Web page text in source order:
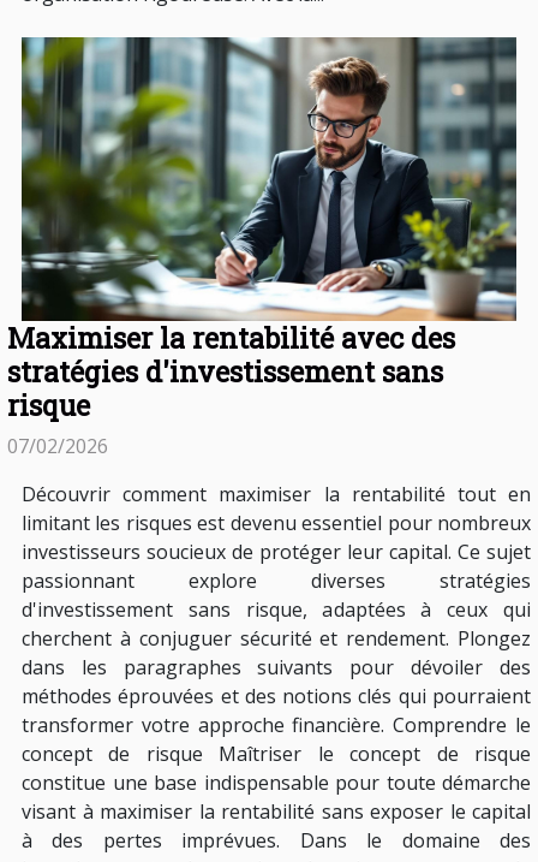
Maximiser la rentabilité avec des
stratégies d'investissement sans
risque
07/02/2026
Découvrir comment maximiser la rentabilité tout en
limitant les risques est devenu essentiel pour nombreux
investisseurs soucieux de protéger leur capital. Ce sujet
passionnant explore diverses stratégies
d'investissement sans risque, adaptées à ceux qui
cherchent à conjuguer sécurité et rendement. Plongez
dans les paragraphes suivants pour dévoiler des
méthodes éprouvées et des notions clés qui pourraient
transformer votre approche financière. Comprendre le
concept de risque Maîtriser le concept de risque
constitue une base indispensable pour toute démarche
visant à maximiser la rentabilité sans exposer le capital
à des pertes imprévues. Dans le domaine des